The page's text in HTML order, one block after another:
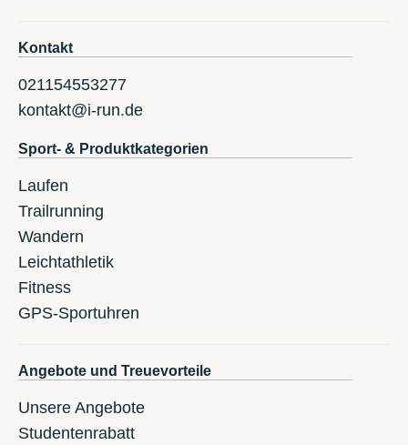
Kontakt
021154553277
kontakt@i-run.de
Sport- & Produktkategorien
Laufen
Trailrunning
Wandern
Leichtathletik
Fitness
GPS-Sportuhren
Angebote und Treuevorteile
Unsere Angebote
Studentenrabatt